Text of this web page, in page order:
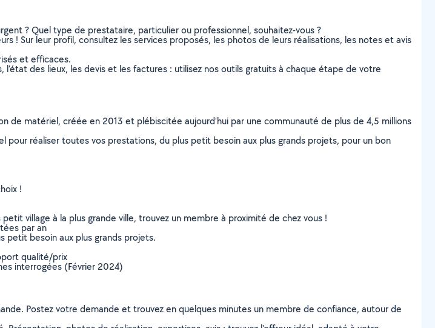
? Quel type de prestataire, particulier ou professionnel, souhaitez-vous ?
! Sur leur profil, consultez les services proposés, les photos de leurs réalisations, les notes et avis
et efficaces.
des lieux, les devis et les factures : utilisez nos outils gratuits à chaque étape de votre
de matériel, créée en 2013 et plébiscitée aujourd’hui par une communauté de plus de 4,5 millions
réaliser toutes vos prestations, du plus petit besoin aux plus grands projets, pour un bon
!
village à la plus grande ville, trouvez un membre à proximité de chez vous !
par an
petit besoin aux plus grands projets.
qualité/prix
interrogées (Février 2024)
Postez votre demande et trouvez en quelques minutes un membre de confiance, autour de